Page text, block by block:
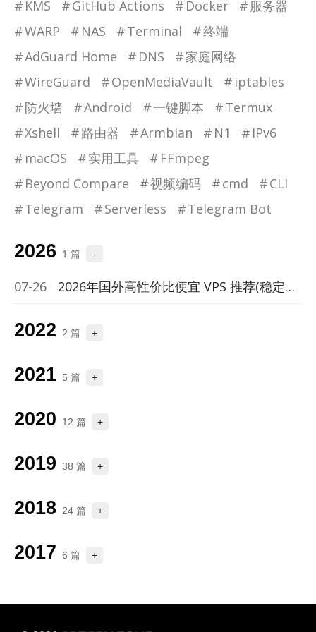
KMS GitHub Actions Docker
服务器
WARP
NAS Terminal
终端
AdGuard Home
DNS
家庭网络
WireGuard
OpenMediaVault
iptables
防火墙
Android 一键脚本
Termux
Xshell
路由器 Armbian N1
IPv6
macOS
实用工具
FFmpeg
Beyond Compare
视频编码 cmd
CLI
Telegram
Serverless Telegram Bot
2026 1 篇 -
07-26 2026年国外高性价比便宜 VPS 推荐(稳定、好用、免费体验)
2022 2 篇 +
09-15
2021 5 篇 +
06-22
02-23 Debian Linux VPS 服务器 WireGuard 安装教程
02-22 HE Tunnel Broker 教程：IPv4 VPS 服务器免费添加公网 IPv6 地址
2020 12 篇 +
11-09
10-18 AdGuard Home 是什么？为什么无法去广告？
06-17 Scoop - 最好用的 Windows 包管理器
2019 38 篇 +
12-10
11-15 Docker 使用中遇到的问题及解决方案 #1 - sshd 无法启动
2018 24 篇 +
12-29
2017 6 篇 +